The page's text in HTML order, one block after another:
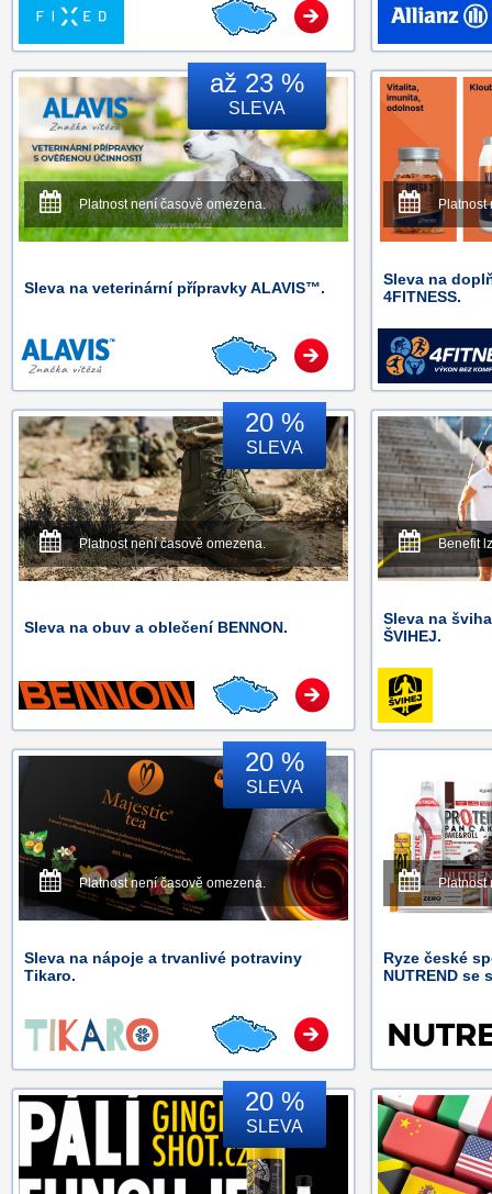
až 23 %
SLEVA
Platnost není časově omezena.
Sleva na veterinární přípravky ALAVIS™.
Platnost
Sleva na
4FITNESS.
20 %
SLEVA
Platnost není časově omezena.
Sleva na obuv a oblečení BENNON.
Benefit
Sleva na
ŠVIHEJ.
20 %
SLEVA
Platnost není časově omezena.
Sleva na nápoje a trvanlivé potraviny
Tikaro.
Platnost
Ryze české
NUTREND se
20 %
SLEVA